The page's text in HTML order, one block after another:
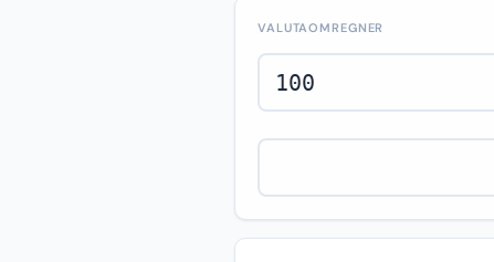
VALUTAOMREGNER